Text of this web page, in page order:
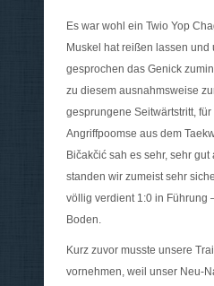
Es war wohl ein Twio Yop
Muskel hat reißen lassen und
gesprochen das Genick
zu diesem ausnahmsweise
gesprungene Seitwärtstritt,
Angriffpoomse aus dem
Bičakčić sah es sehr, sehr
standen wir zumeist sehr
völlig verdient 1:0 in Führung
Boden.
Kurz zuvor musste unsere
vornehmen, weil unser Neu-